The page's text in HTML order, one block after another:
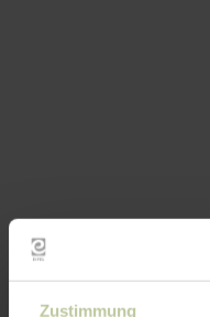
Zustimmung